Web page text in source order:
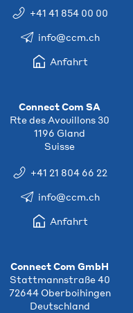
+41 41 854 00 00
info@ccm.ch
Anfahrt
Connect Com SA
Rte des Avouillons 30
1196 Gland
Suisse
+41 21 804 66 22
info@ccm.ch
Anfahrt
Connect Com GmbH
Stattmannstraße 40
72644 Oberboihingen
Deutschland